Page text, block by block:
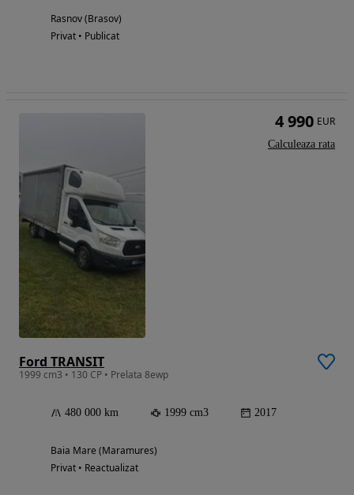
Rasnov (Brasov)
Privat • Publicat
Ford TRANSIT
1999 cm3 • 130 CP • Prelata 8ewp
480 000 km 1999 cm3 2017
Baia Mare (Maramures)
Privat • Reactualizat
4 990 EUR
Calculeaza rata